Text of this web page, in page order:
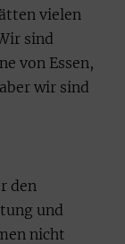
vielen
sind
von Essen,
wir sind
den
und
nicht